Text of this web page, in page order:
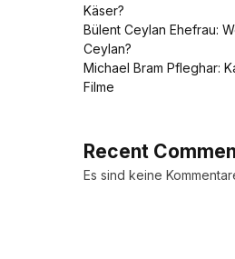
Käser?
Bülent Ceylan Ehefrau:
Ceylan?
Michael Bram Pfleghar:
Filme
Recent
Es sind keine